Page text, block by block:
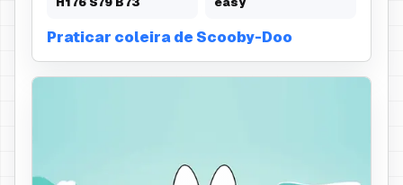
Praticar coleira de Scooby-Doo